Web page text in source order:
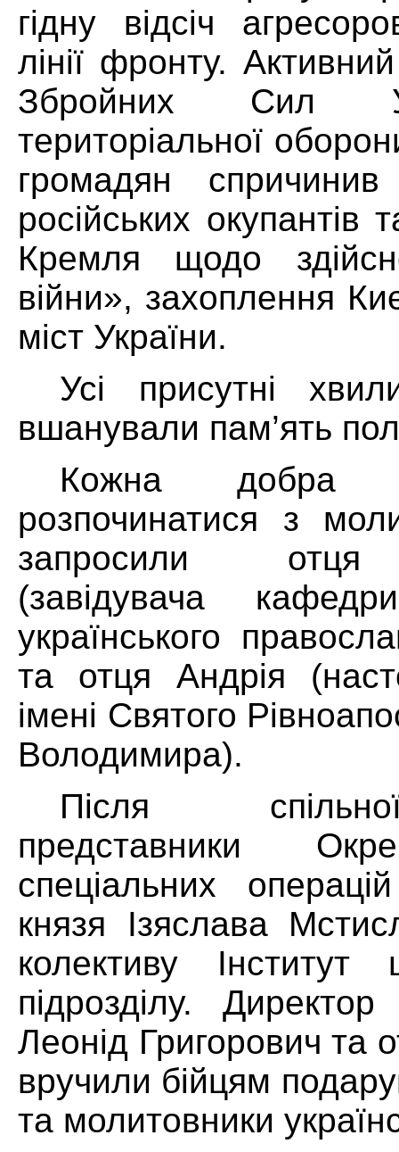
гідну відсіч
лінії фронту.
Збройних Сил
територіальної
громадян
російських
Кремля щодо
війни», захоплення
міст України.
Усі присутні
вшанували пам’ять
Кожна добра
розпочинатися з
запросили отця
(завідувача
українського
та отця Андрія
імені Святого
Володимира).
Після
представники
спеціальних
князя Ізяслава
колективу
підрозділу.
Леонід Григорович та
вручили бійцям
та молитовники